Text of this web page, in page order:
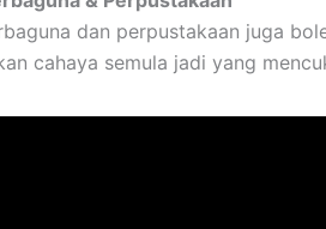
dan perpustakaan juga
cahaya semula jadi yang